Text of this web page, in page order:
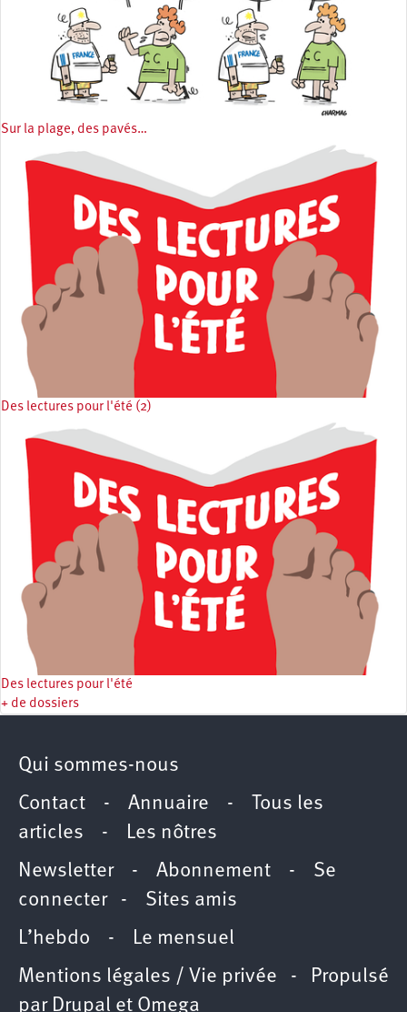
Sur la plage, des pavés…
Des lectures pour l'été (2)
Des lectures pour l'été
+ de dossiers
Qui sommes-nous
Contact - Annuaire -
Tous les
articles - Les nôtres
Newsletter- Abonnement - Se
connecter- Sites amis
L’hebdo - Le mensuel
Mentions légales / Vie privée - Propulsé
par Drupal et Omega